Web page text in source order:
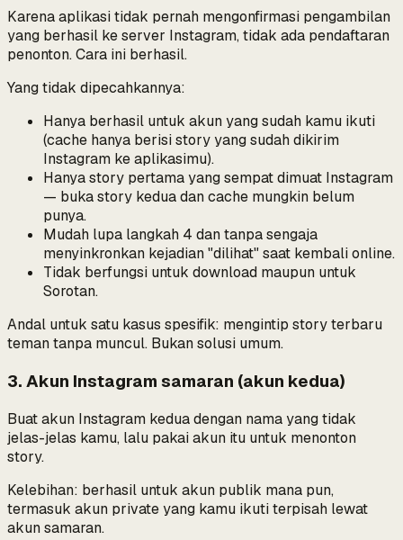
Karena aplikasi tidak pernah mengonfirmasi pengambilan
yang berhasil ke server Instagram, tidak ada pendaftaran
penonton. Cara ini berhasil.
Yangtidak dipecahkannya:
Hanya berhasil untuk akun yang sudah kamu ikuti
(cache hanya berisi story yang sudah dikirim
Instagram ke aplikasimu).
Hanya story pertama yang sempat dimuat Instagram
— buka story kedua dan cache mungkin belum
punya.
Mudah lupa langkah 4 dan tanpa sengaja
menyinkronkan kejadian "dilihat" saat kembali online.
Tidak berfungsi untuk download maupun untuk
Sorotan.
Andal untuk satu kasus spesifik: mengintip story terbaru
teman tanpa muncul. Bukan solusi umum.
3. Akun Instagram samaran (akun kedua)
Buat akun Instagram kedua dengan nama yang tidak
jelas-jelas kamu, lalu pakai akun itu untuk menonton
story.
Kelebihan: berhasil untuk akun publik mana pun,
termasuk akun private yang kamu ikuti terpisah lewat
akun samaran.